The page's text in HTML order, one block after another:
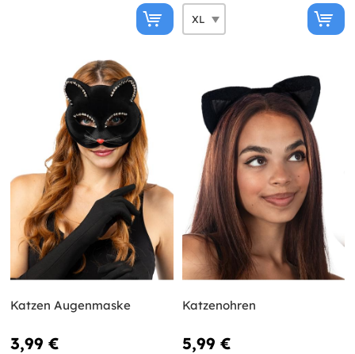
Katzen Augenmaske
3,99 €
Katzenohren
5,99 €